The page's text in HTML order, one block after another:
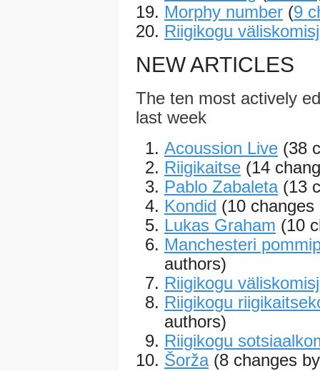
Morphy number (9
Riigikogu
NEW ARTICLES
The ten most actively
last week
Acoussion Live (38
Riigikaitse (14
Pablo Zabaleta (13
Kondid (10
Lukas Graham (10
Manchesteri
authors)
Riigikogu
Riigikogu
authors)
Riigikogu
Šorža (8 changes